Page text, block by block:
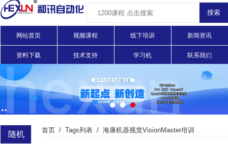
网站首页 视频课程 线下培训 新闻资讯
资料下载 技术支持 学习机 联系我们
随机 首页 Tags列表 海康机器视觉VisionMaster培训